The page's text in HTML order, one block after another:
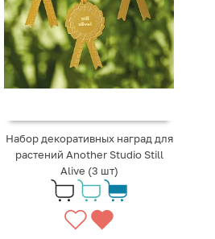
Набор декоративных наград для
растений Another Studio Still
Alive (3 шт)